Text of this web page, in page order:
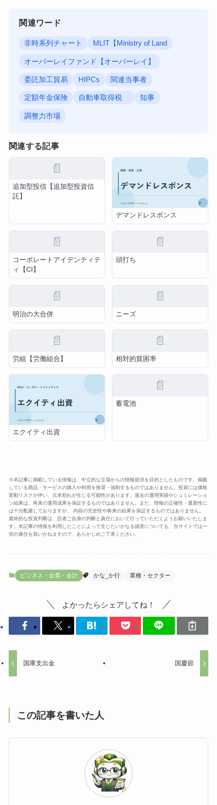
関連ワード
非時系列チャート MLIT【Ministry of Land
オーバーレイファンド【オーバーレイ】
委託加工貿易 HIPCs 関連当事者
定額年金保険 自動車取得税 知事
調整力市場
関連する記事
📄
追加型投信【追加型投資信
託】
デマンドレスポンス
📄
コーポレートアイデンティテ
ィ【CI】
📄
頭打ち
📄
明治の大合併
📄
ニーズ
📄
労組【労働組合】
📄
相対的貧困率
エクイティ出資
📄
蓄電池
※本記事に掲載している情報は、中立的な立場からの情報提供を目的としたものです。掲載
している商品・サービスの購入や利用を推奨・強制するものではありません。投資には価格
変動リスクが伴い、元本割れが生じる可能性があります。過去の運用実績やシュミレーショ
ン結果は、将来の運用成果を保証するものではありません。また、情報の正確性・最新性に
は十分配慮しておりますが、 内容の完全性や将来の結果を保証するものではありません。
最終的な投資判断は、読者ご自身の判断と責任において行っていただくようお願いいたしま
す。本記事の情報を利用したことによって生じたいかなる損害についても、当サイトでは一
切の責任を負いかねますので、あらかじめご了承ください。
ビジネス・企業・会計 かな_か行 業種・セクター
よかったらシェアしてね！
国庫支出金 国慶節
この記事を書いた人